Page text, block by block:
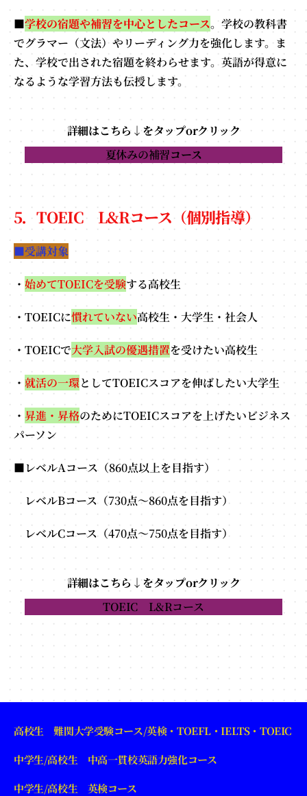
■学校の宿題や補習を中心としたコース。学校の教科書
でグラマー（文法）やリーディング力を強化します。ま
た、学校で出された宿題を終わらせます。英語が得意に
なるような学習方法も伝授します。
詳細はこちら↓をタップorクリック
夏休みの補習コース
5．TOEIC L&Rコース（個別指導）
■受講対象
・ 始めてTOEICを受験する高校生
・TOEICに慣れていない高校生・大学生・社会人
・TOEICで大学入試の優遇措置を受けたい高校生
・ 就活の一環としてTOEICスコアを伸ばしたい大学生
・ 昇進・昇格のためにTOEICスコアを上げたいビジネス
パーソン
■レベルAコース（860点以上を目指す）
レベルBコース（730点～860点を目指す）
レベルCコース（470点～750点を目指す）
詳細はこちら↓をタップorクリック
TOEIC L&Rコース
高校生 難関大学受験コース/英検・TOEFL・IELTS・TOEIC
中学生/高校生 中高一貫校英語力強化コース
中学生/高校生 英検コース